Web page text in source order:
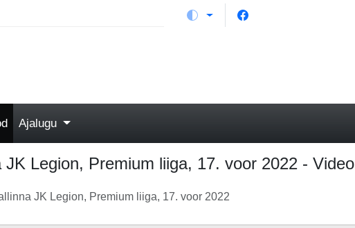
Ajalugu
JK Legion, Premium liiga, 17. voor 2022 - Video
JK Legion, Premium liiga, 17. voor 2022